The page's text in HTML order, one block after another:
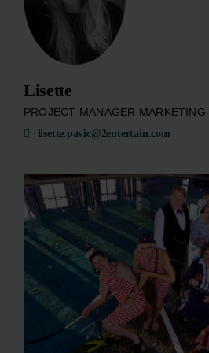
Lisette
PROJECT MANAGER MARKETING
lisette.pavic@2entertain.com